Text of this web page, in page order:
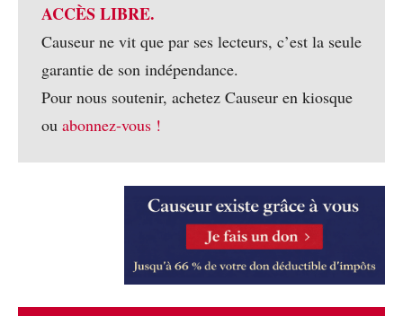
ACCÈS LIBRE.
Causeur ne vit que par ses lecteurs, c’est la seule
garantie de son indépendance.
Pour nous soutenir, achetez Causeur en kiosque
ou abonnez-vous !